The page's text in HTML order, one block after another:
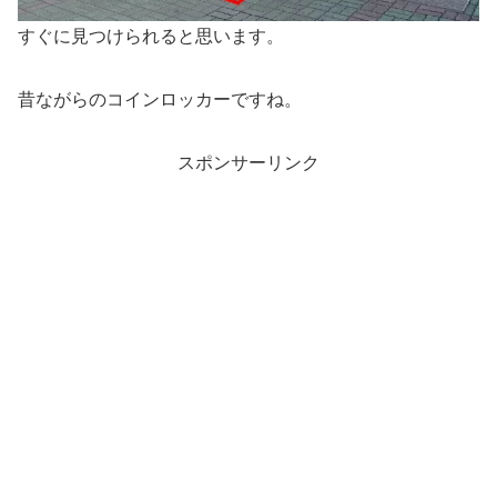
すぐに見つけられると思います。
昔ながらのコインロッカーですね。
スポンサーリンク